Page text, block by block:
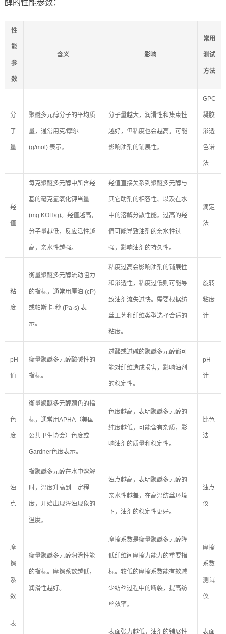
醇的性能参数：
性
能
参
数
含义 影响
常用
测试
方法
分
子
量
聚醚多元醇分子的平均质
量，通常用克/摩尔
(g/mol) 表示。
分子量越大，润滑性和集束性
越好，但粘度也会越高，可能
影响油剂的铺展性。
GPC
凝胶
渗透
色谱
法
羟
值
每克聚醚多元醇中所含羟
基的毫克氢氧化钾当量
(mg KOH/g)。羟值越高，
分子量越低，反应活性越
高，亲水性越强。
羟值直接关系到聚醚多元醇与
其它助剂的相容性、以及在水
中的溶解分散性能。过高的羟
值可能导致油剂的亲水性过
强，影响油剂的持久性。
滴定
法
粘
度
衡量聚醚多元醇流动阻力
的指标，通常用厘泊 (cP)
或帕斯卡·秒 (Pa·s) 表
示。
粘度过高会影响油剂的铺展性
和渗透性，粘度过低则可能导
致油剂流失过快。需要根据纺
丝工艺和纤维类型选择合适的
粘度。
旋转
粘度
计
pH
值
衡量聚醚多元醇酸碱性的
指标。
过酸或过碱的聚醚多元醇都可
能对纤维造成损害，影响油剂
的稳定性。
pH
计
色
度
衡量聚醚多元醇颜色的指
标，通常用APHA（美国
公共卫生协会）色度或
Gardner色度表示。
色度越高，表明聚醚多元醇的
纯度越低，可能含有杂质，影
响油剂的质量和稳定性。
比色
法
浊
点
指聚醚多元醇在水中溶解
时，温度升高到一定程
度，开始出现浑浊现象的
温度。
浊点越高，表明聚醚多元醇的
亲水性越差，在高温纺丝环境
下，油剂的稳定性更好。
浊点
仪
摩
擦
系
数
衡量聚醚多元醇润滑性能
的指标。摩擦系数越低，
润滑性越好。
摩擦系数是衡量聚醚多元醇降
低纤维间摩擦力能力的重要指
标。较低的摩擦系数能有效减
少纺丝过程中的断裂，提高纺
丝效率。
摩擦
系数
测试
仪
表
表面张力越低，油剂的铺展性
表面